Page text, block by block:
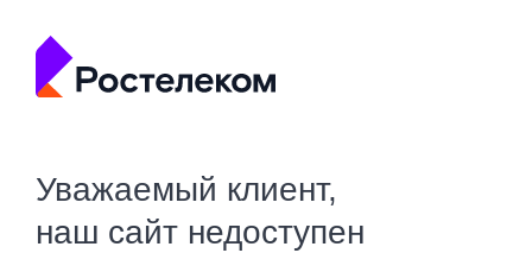
Уважаемый клиент,
наш сайт недоступен